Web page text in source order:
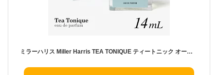
ミラーハリス Miller Harris TEA TONIQUE ティートニック オードパルファム 14mL ユニセックス リンハリス ボタニカル 天然香料 紅茶 アイスティー アールグレイ バラ イングリッシュローズ エディション フレグランス 香水 プレゼント ギフト 誕生日